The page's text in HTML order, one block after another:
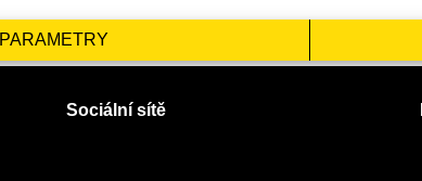
PARAMETRY
Sociální sítě